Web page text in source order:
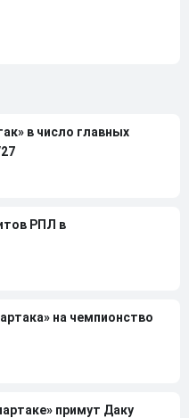
в число главных
РПЛ в
на чемпионство
примут Даку